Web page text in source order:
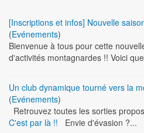
[Inscriptions et infos] Nouvelle
(Evénements)
Bienvenue à tous pour cette
d'activités montagnardes !! Voici
Un club dynamique tourné vers la
(Evénements)
Retrouvez toutes les sorties
C'est par là !! Envie d'évasion ?...